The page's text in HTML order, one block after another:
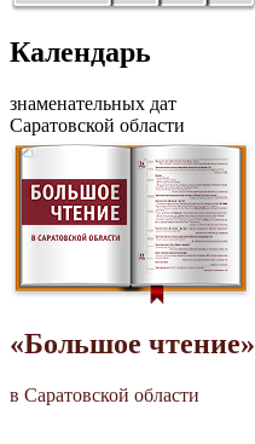
Календарь
знаменательных дат
Саратовской области
«Большое чтение»
в Саратовской области